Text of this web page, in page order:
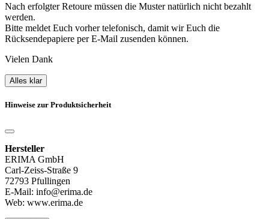
Nach erfolgter Retoure müssen die Muster natürlich nicht bezahlt
werden.
Bitte meldet Euch vorher telefonisch, damit wir Euch die
Rücksendepapiere per E-Mail zusenden können.
Vielen Dank
Alles klar
Hinweise zur Produktsicherheit
Hersteller
ERIMA GmbH
Carl-Zeiss-Straße 9
72793 Pfullingen
E-Mail: info@erima.de
Web: www.erima.de